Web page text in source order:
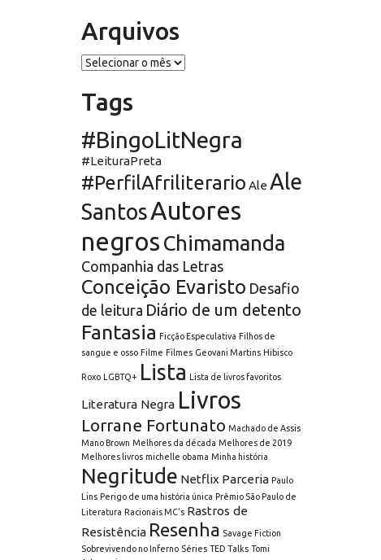
Arquivos
Arquivos
Tags
#BingoLitNegra
#LeituraPreta
#PerfilAfriliterario Ale Ale
SantosAutores
negros Chimamanda
Companhia das Letras
Conceição Evaristo Desafio
de leitura Diário de um detento
Fantasia Ficção Especulativa Filhos de
sangue e osso Filme Filmes Geovani Martins Hibisco
Roxo LGBTQ+ Lista Lista de livros favoritos
Literatura Negra Livros
Lorrane Fortunato Machado de Assis
Mano Brown Melhores da década Melhores de 2019
Melhores livros michelle obama Minha história
Negritude Netflix Parceria Paulo
Lins Perigo de uma história única Prêmio São Paulo de
Literatura Racionais MC's Rastros de
Resistência Resenha Savage Fiction
Sobrevivendo no Inferno Séries TED Talks Tomi